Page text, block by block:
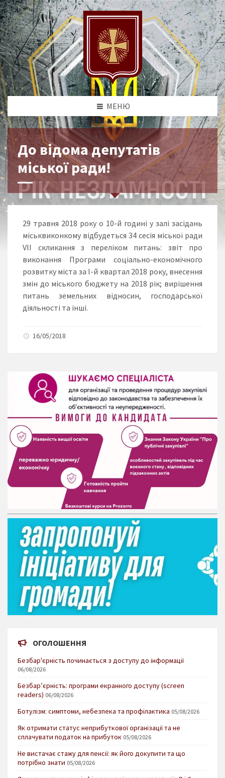
МЕНЮ
До відома депутатів
міської ради!
29 травня 2018 року о 10-й годині у залі засідань
міськвиконкому відбудеться 34 сесія міської ради
VІІ скликання з переліком питань: звіт про
виконання Програми соціально-економічного
розвитку міста за І-й квартал 2018 року, внесення
змін до міського бюджету на 2018 рік; вирішення
питань земельних відносин, господарської
діяльності та інші.
16/05/2018
ОГОЛОШЕННЯ
Безбар'єрність починається з доступу до інформації
06/08/2026
Безбар’єрність: програми екранного доступу (screen
readers) 06/08/2026
Ботулізм: симптоми, небезпека та профілактика 05/08/2026
Як отримати статус неприбуткової організації та не
сплачувати податок на прибуток 05/08/2026
Не вистачає стажу для пенсії: як його докупити та що
потрібно знати 05/08/2026